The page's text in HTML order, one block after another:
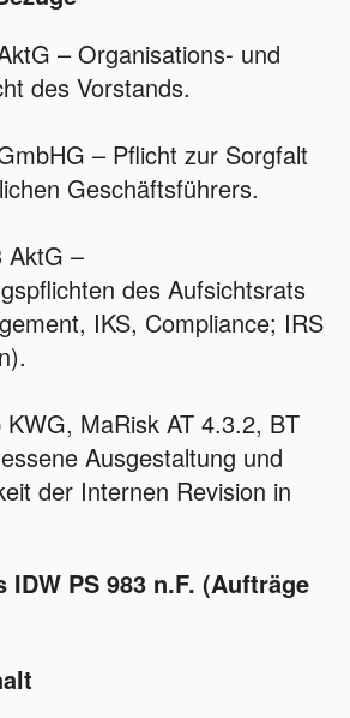
– Organisations‑ und
des Vorstands.
– Pflicht zur Sorgfalt
Geschäftsführers.
AktG –
des Aufsichtsrats
IKS, Compliance; IRS
MaRisk AT 4.3.2, BT
Ausgestaltung und
der Internen Revision in
PS 983 n.F. (Aufträge